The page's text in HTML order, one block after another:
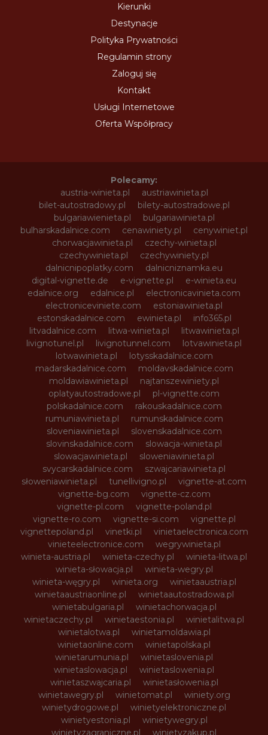
Kierunki
Destynacje
Polityka Prywatności
Regulamin strony
Zaloguj się
Kontakt
Usługi Internetowe
Oferta Współpracy
Polecamy:
austria-winieta.pl
austriawinieta.pl
bilet-autostradowy.pl
bilety-autostradowe.pl
bulgariawienieta.pl
bulgariawinieta.pl
bulharskadalnice.com
cenawiniety.pl
cenywiniet.pl
chorwacjawinieta.pl
czechy-winieta.pl
czechywinieta.pl
czechywiniety.pl
dalnicnipoplatky.com
dalnicniznamka.eu
digital-vignette.de
e-vignette.pl
e-winieta.eu
edalnice.org
edalnice.pl
electronicavinieta.com
electroniceviniete.com
estoniawinieta.pl
estonskadalnice.com
ewinieta.pl
info365.pl
litvadalnice.com
litwa-winieta.pl
litwawinieta.pl
livignotunel.pl
livignotunnel.com
lotvawinieta.pl
lotwawinieta.pl
lotysskadalnice.com
madarskadalnice.com
moldavskadalnice.com
moldawiawinieta.pl
najtanszewiniety.pl
oplatyautostradowe.pl
pl-vignette.com
polskadalnice.com
rakouskadalnice.com
rumuniawinieta.pl
rumunskadalnice.com
sloveniawinieta.pl
slovenskadalnice.com
slovinskadalnice.com
slowacja-winieta.pl
slowacjawinieta.pl
sloweniawinieta.pl
svycarskadalnice.com
szwajcariawinieta.pl
słoweniawinieta.pl
tunellivigno.pl
vignette-at.com
vignette-bg.com
vignette-cz.com
vignette-pl.com
vignette-poland.pl
vignette-ro.com
vignette-si.com
vignette.pl
vignettepoland.pl
vinetki.pl
vinietaelectronica.com
vinieteelectronice.com
wegrywinieta.pl
winieta-austria.pl
winieta-czechy.pl
winieta-litwa.pl
winieta-słowacja.pl
winieta-wegry.pl
winieta-węgry.pl
winieta.org
winietaaustria.pl
winietaaustriaonline.pl
winietaautostradowa.pl
winietabulgaria.pl
winietachorwacja.pl
winietaczechy.pl
winietaestonia.pl
winietalitwa.pl
winietalotwa.pl
winietamoldawia.pl
winietaonline.com
winietapolska.pl
winietarumunia.pl
winietaslovenia.pl
winietaslowacja.pl
winietaslowenia.pl
winietaszwajcaria.pl
winietasłowenia.pl
winietawegry.pl
winietomat.pl
winiety.org
winietydrogowe.pl
winietyelektroniczne.pl
winietyestonia.pl
winietywegry.pl
winietyzagraniczne.pl
winietyzakup.pl